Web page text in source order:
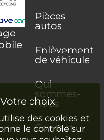
Pièces
autos
Enlèvement
de véhicule
Qui
sommes-
nous
Contact
des cookies et
le contrôle sur